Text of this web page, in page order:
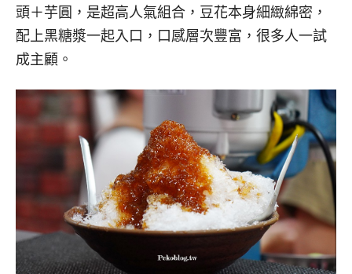
頭＋芋圓，是超高人氣組合，豆花本身細緻綿密，
配上黑糖漿一起入口，口感層次豐富，很多人一試
成主顧。